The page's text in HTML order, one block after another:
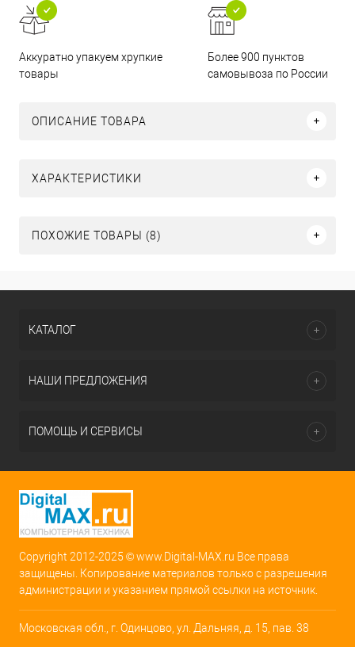
Аккуратно упакуем хрупкие
товары
Более 900 пунктов
самовывоза по России
ОПИСАНИЕ ТОВАРА
ХАРАКТЕРИСТИКИ
ПОХОЖИЕ ТОВАРЫ (8)
КАТАЛОГ
НАШИ ПРЕДЛОЖЕНИЯ
ПОМОЩЬ И СЕРВИСЫ
Copyright 2012-2025 © www.Digital-MAX.ru Все права
защищены. Копирование материалов только с разрешения
администрации и указанием прямой ссылки на источник.
Московская обл., г. Одинцово, ул. Дальняя, д. 15, пав. 38